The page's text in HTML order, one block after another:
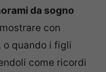
da sogno
con
quando i figli
come ricordi